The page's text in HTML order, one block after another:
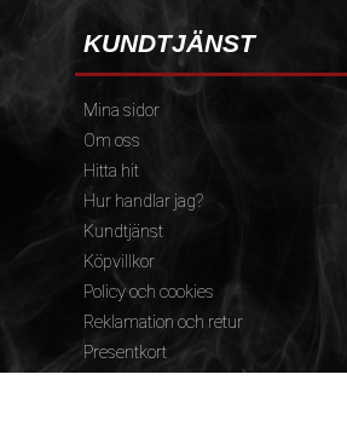
KUNDTJÄNST
Mina sidor
Om oss
Hitta hit
Hur handlar jag?
Kundtjänst
Köpvillkor
Policy och cookies
Reklamation och retur
Presentkort